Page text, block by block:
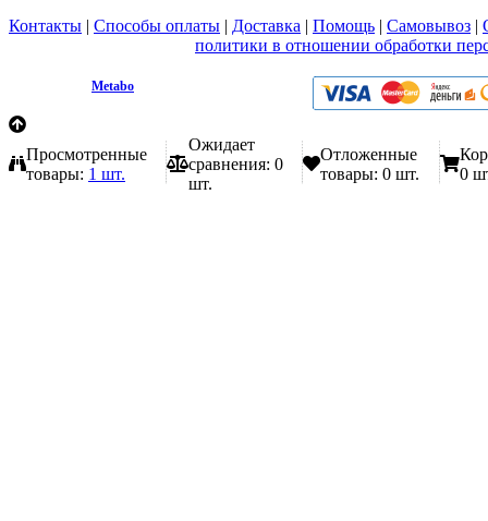
Контакты | Способы оплаты | Доставка | Помощь | Самовывоз |
политики в отношении обработки
Metabo
Просмотренные
товары: 1 шт.
Ожидает
сравнения: 0
шт.
Отложенные
товары: 0 шт.
0